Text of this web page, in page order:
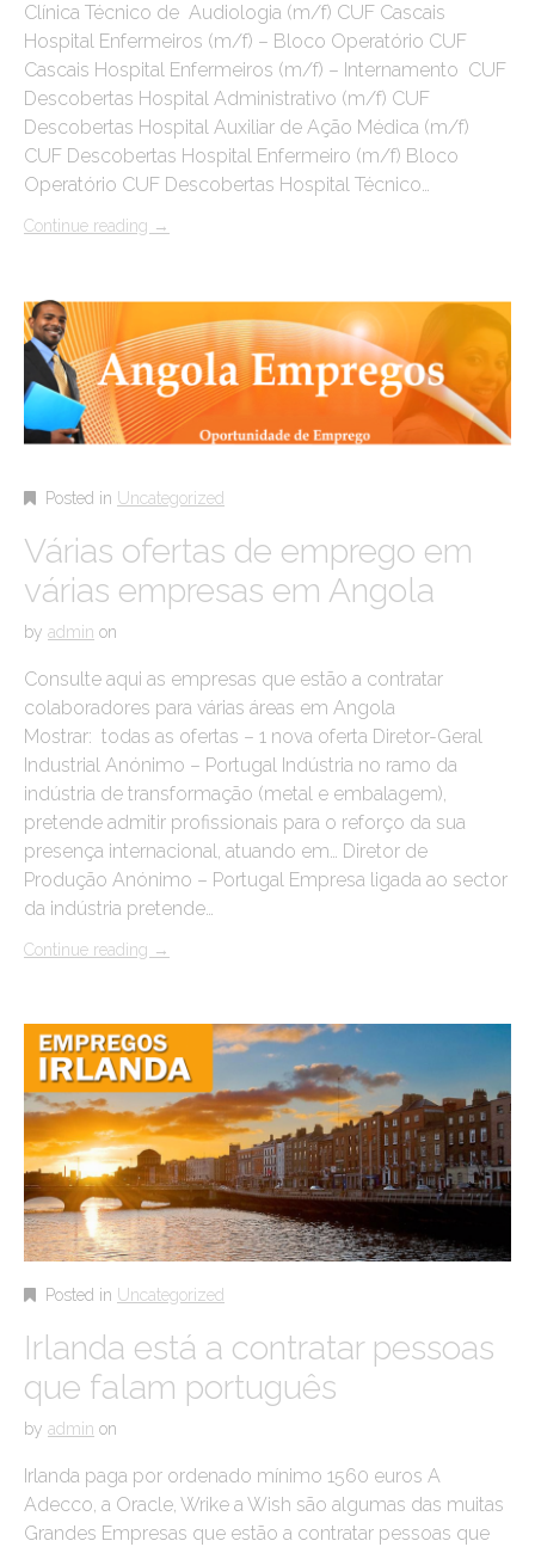
Clínica Técnico de Audiologia (m/f) CUF Cascais
Hospital Enfermeiros (m/f) – Bloco Operatório CUF
Cascais Hospital Enfermeiros (m/f) – Internamento CUF
Descobertas Hospital Administrativo (m/f) CUF
Descobertas Hospital Auxiliar de Ação Médica (m/f)
CUF Descobertas Hospital Enfermeiro (m/f) Bloco
Operatório CUF Descobertas Hospital Técnico…
Continue reading →
Posted in Uncategorized
Várias ofertas de emprego em
várias empresas em Angola
by admin on
Consulte aqui as empresas que estão a contratar
colaboradores para várias áreas em Angola
Mostrar: todas as ofertas – 1 nova oferta Diretor-Geral
Industrial Anónimo – Portugal Indústria no ramo da
indústria de transformação (metal e embalagem),
pretende admitir profissionais para o reforço da sua
presença internacional, atuando em… Diretor de
Produção Anónimo – Portugal Empresa ligada ao sector
da indústria pretende…
Continue reading →
Posted in Uncategorized
Irlanda está a contratar pessoas
que falam português
by admin on
Irlanda paga por ordenado mínimo 1560 euros A
Adecco, a Oracle, Wrike a Wish são algumas das muitas
Grandes Empresas que estão a contratar pessoas que